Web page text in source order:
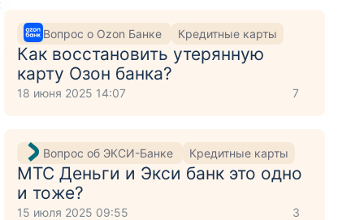
Вопрос о Ozon Банке Кредитные карты
Как восстановить утерянную
карту Озон банка?
18 июня 2025 14:07 7
Вопрос об ЭКСИ-Банке Кредитные карты
МТС Деньги и Экси банк это одно
и тоже?
15 июля 2025 09:55 3